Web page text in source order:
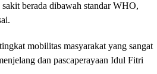
berada dibawah standar WHO,
mobilitas masyarakat yang sangat
dan pascaperayaan Idul Fitri